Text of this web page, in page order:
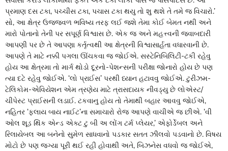
પ્રમાણ દસ ટકા, પચ્ચીસ ટકા, પચાસ ટકા થયુ તો શુ થશે તે તમે જ વિચારો.’
સો, આ ક્ષેત્ર ઉજ્જ્વળ ભવિષ્ય તરફ લઈ જશે તેમા કોઈ બેમત નથી અને
મારો પોતાનો તેની પર સપૂર્ણ વિશ્વાસ છે. એક જ અને મહત્ત્વની જવાબદારી
આપણી પર છે તે આપણા કર્તૃત્વથી આ ક્ષેત્રની વિશ્વાસાર્હતા વધારવાની છે.
આપણે તે માટે નક્કી પગલા ઊંચકવા જ જોઈએ. સસ્ટેનિબિલિટી-ટકી રહેવુ
હોય આ ક્ષેત્રમા તો માર્ગ થોડો દૂરનો-પેશન્સની પરીક્ષા જોનારો હોય છે પણ
ત્યા દટે રહેવુ જોઈએ. ‘લો પ્રાઈસ’ પરથી ધ્યાન હટાવવુ જોઈએ. ટુરીઝમ-
ટેલિકોમ-એવિયેશન એમ ત્રણેય માટે ત્રાસદાયક નીવડ્યુ છે લોએસ્ટ/
ચીપેસ્ટ પ્રાઈસની લડાઈ. ટકવાનુ હોય તો તેમાથી બહાર આવવુ જોઈએ,
નહિતર ‘ફલાય બાય નાઈટ’ના સમાચારો રોજ આપણે વાચીએ જ છીએ. ‘વી
ઓલ શૂડ થિંક એન્ડ એક્ટ ટુ બી અ લોંગ ટર્મ પ્લેયર,’ એફોર્ડેબલ અને
રિલાયેબલ આ બનેનો સુમેળ સાધવાનો પડકાર સતત ઝીલવો પડવાનો છે. વિષય
મોટો છે પણ જગ્યા પૂરી થઈ રહી હોવાથી અતે, બિઝનેસ વધવો જ જોઈએ,